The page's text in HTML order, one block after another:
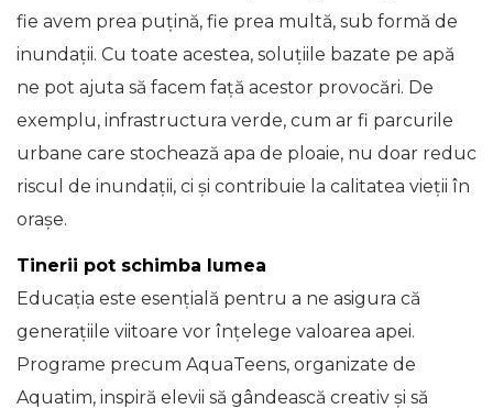
fie avem prea puțină, fie prea multă, sub formă de
inundații. Cu toate acestea, soluțiile bazate pe apă
ne pot ajuta să facem față acestor provocări. De
exemplu, infrastructura verde, cum ar fi parcurile
urbane care stochează apa de ploaie, nu doar reduc
riscul de inundații, ci și contribuie la calitatea vieții în
orașe.
Tinerii pot schimba lumea
Educația este esențială pentru a ne asigura că
generațiile viitoare vor înțelege valoarea apei.
Programe precum AquaTeens, organizate de
Aquatim, inspiră elevii să gândească creativ și să